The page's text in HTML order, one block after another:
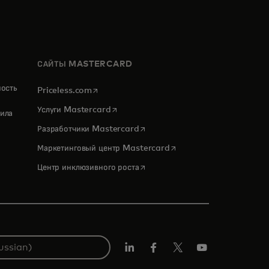
САЙТЫ MASTERCARD
Priceless.com opens in a new tab
Услуги Mastercardopens in a new tab
Разработчики Mastercardopens in a new tab
Маркетинговый центр Mastercardopens in a new tab
Центр инклюзивного ростаopens in a new tab